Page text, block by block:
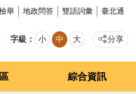
舉 地政問答 雙語詞彙 臺北通
字級 小 中 大 分享
綜合資訊